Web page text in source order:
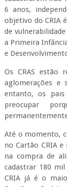
6 anos,
objetivo do CRIA
de
a Primeira
e
Os CRAS estão
aglomerações e
entanto, os
preocupar
Até o momento,
no Cartão CRIA
na compra de
cadastrar 180
CRIA já é o